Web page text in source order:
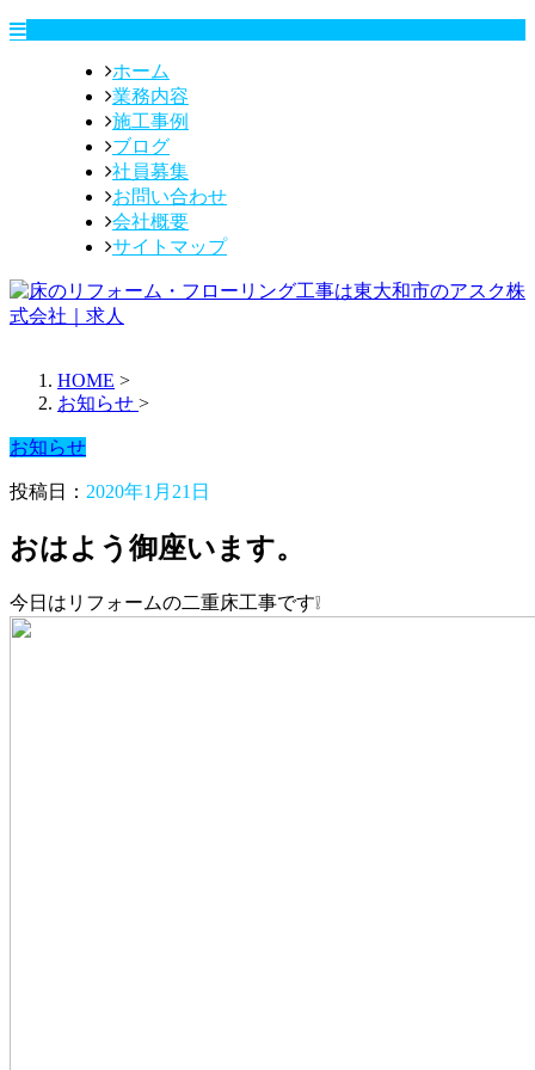
ホーム
業務内容
施工事例
ブログ
社員募集
お問い合わせ
会社概要
サイトマップ
HOME >
お知らせ >
お知らせ
投稿日： 2020年1月21日
おはよう御座います。
今日はリフォームの二重床工事です❕